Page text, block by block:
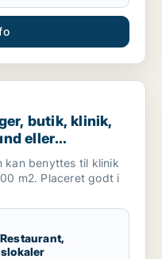
klinik, restaurant,
butik, klinik,
eller
i Hvidovre
kan benyttes til klinik
m2. Placeret godt i